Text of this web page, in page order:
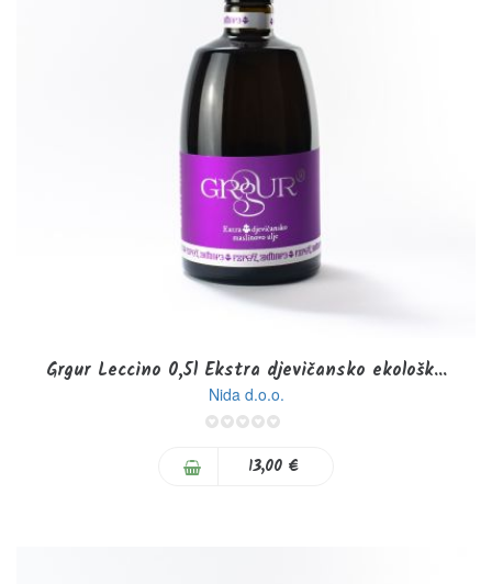
Grgur Leccino 0,5l Ekstra djevičansko ekološk...
Nida d.o.o.
13,00 €